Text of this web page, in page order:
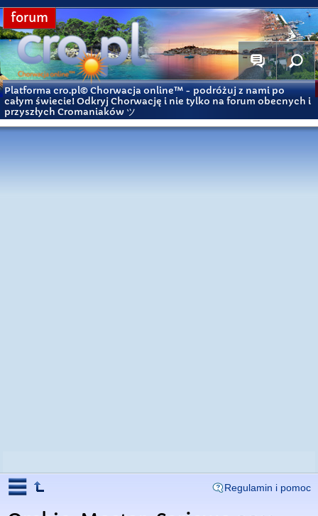
forum
Platforma cro.pl© Chorwacja online™ - podróżuj z nami po
całym świecie! Odkryj Chorwację i nie tylko na forum obecnych i
przyszłych Cromaniaków ツ
Regulamin i pomoc